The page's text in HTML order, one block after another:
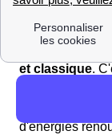
verte (issue
les Eppois
et classique.
au
d'énergies